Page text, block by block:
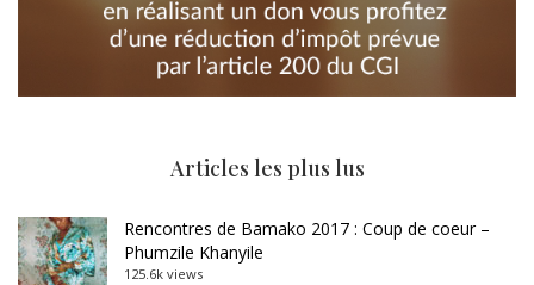
Articles les plus lus
Rencontres de Bamako 2017 : Coup de coeur –
Phumzile Khanyile
125.6k views